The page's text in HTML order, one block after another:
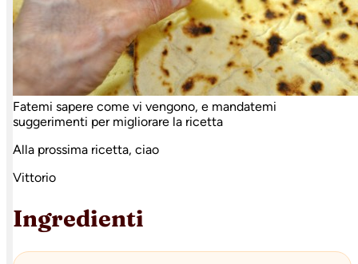
Fatemi sapere come vi vengono, e mandatemi
suggerimenti per migliorare la ricetta
Alla prossima ricetta, ciao
Vittorio
Ingredienti